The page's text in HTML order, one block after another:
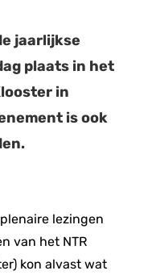
jaarlijkse
plaats in het
in
is ook
lezingen
van het NTR
kon alvast wat